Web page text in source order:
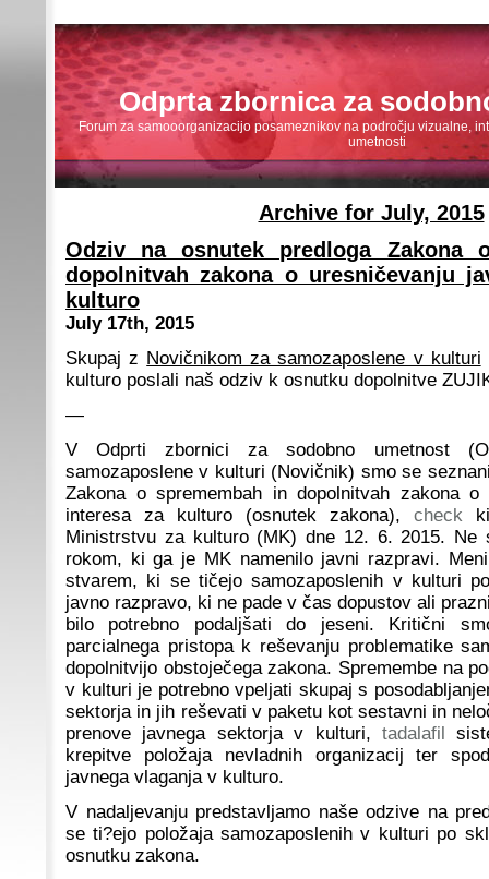
Odprta zbornica za
Forum za samooorganizacijo posameznikov na področju vizualne,
umetnosti
Archive for July, 2015
Odziv na osnutek predloga Zakona
dopolnitvah zakona o uresničevanju
kulturo
July 17th, 2015
Skupaj z Novičnikom za samozaposlene v kulturi
kulturo poslali naš odziv k osnutku dopolnitve
—
V Odprti zbornici za sodobno umetnost
samozaposlene v kulturi (Novičnik) smo se
Zakona o spremembah in dopolnitvah zakona o
interesa za kulturo (osnutek zakona), check
Ministrstvu za kulturo (MK) dne 12. 6. 2015. Ne
rokom, ki ga je MK namenilo javni razpravi.
stvarem, ki se tičejo samozaposlenih v kulturi
javno razpravo, ki ne pade v čas dopustov ali
bilo potrebno podaljšati do jeseni. Kritični
parcialnega pristopa k reševanju problematike
dopolnitvijo obstoječega zakona. Spremembe na
v kulturi je potrebno vpeljati skupaj s
sektorja in jih reševati v paketu kot sestavni in
prenove javnega sektorja v kulturi, tadalafil
krepitve položaja nevladnih organizacij ter
javnega vlaganja v kulturo.
V nadaljevanju predstavljamo naše odzive na
se ti?ejo položaja samozaposlenih v kulturi po
osnutku zakona.